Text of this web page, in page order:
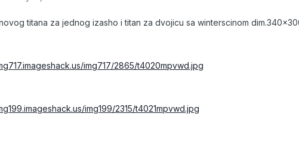
titana za jednog izasho i titan za dvojicu sa winterscinom
img717/2865/t4020mpvwd.jpg
img199/2315/t4021mpvwd.jpg